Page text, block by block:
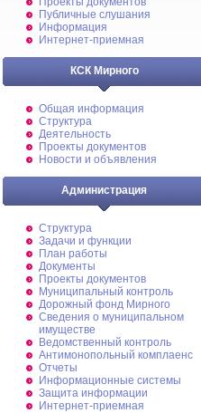
Публичные слушания
Информация
Интернет-приемная
КСК Мирного
Общая информация
Структура
Деятельность
Проекты документов
Новости и объявления
Администрация
Структура
Задачи и функции
План работы
Документы
Проекты документов
Муниципальный контроль
Дорожный фонд Мирного
Cведения о муниципальном
имуществе
Ведомственный контроль
Антимонопольный комплаенс
Отчеты
Информационные системы
Защита информации
Интернет-приемная